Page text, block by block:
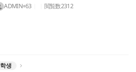
ADMIN+63 閲覧数2312
학생